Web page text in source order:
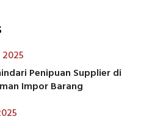
Penipuan Supplier di
Impor Barang